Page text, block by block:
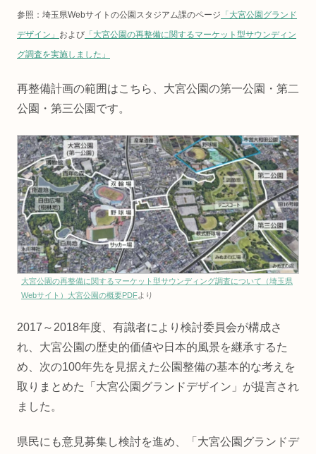
参照：埼玉県Webサイトの公園スタジアム課のページ 「大宮公園グランド
デザイン」 および 「大宮公園の再整備に関するマーケット型サウンディン
グ調査を実施しました」
再整備計画の範囲はこちら、大宮公園の第一公園・第二
公園・第三公園です。
大宮公園の再整備に関するマーケット型サウンディング調査について（埼玉県
Webサイト）大宮公園の概要PDFより
2017～2018年度、有識者により検討委員会が構成さ
れ、大宮公園の歴史的価値や日本的風景を継承するた
め、次の100年先を見据えた公園整備の基本的な考えを
取りまとめた「大宮公園グランドデザイン」が提言され
ました。
県民にも意見募集し検討を進め、「大宮公園グランドデ